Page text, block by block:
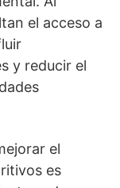
el acceso a
y reducir el
el
es